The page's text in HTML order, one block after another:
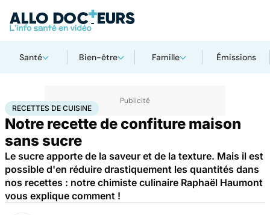
Santé Bien-être Famille Émissions
AccueilBien-êtreRecettes de cuisine
RECETTES DE CUISINE
Notre recette de confiture maison
sans sucre
Le sucre apporte de la saveur et de la texture. Mais il est
possible d'en réduire drastiquement les quantités dans
nos recettes : notre chimiste culinaire Raphaël Haumont
vous explique comment !